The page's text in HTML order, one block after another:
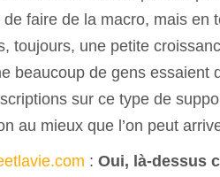
de faire de la macro, mais
toujours, une petite
beaucoup de gens
sur ce type de
au mieux que l’on peut
: Oui, là-dessus